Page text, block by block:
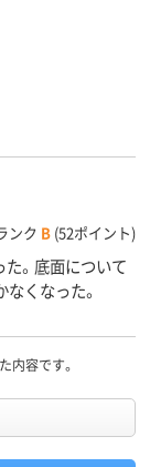
ンク B (52ポイント)
。底面について
くなった。
内容です。